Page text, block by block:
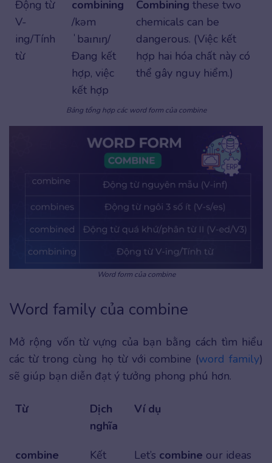
Động từ
V-
ing/Tính
từ
combining
/kəm
ˈbaɪnɪŋ/
Đang kết
hợp, việc
kết hợp
Combining these two
chemicals can be
dangerous. (Việc kết
hợp hai hóa chất này có
thể gây nguy hiểm.)
Bảng tổng hợp các word form của combine
Word form của combine
Word family của combine
Mở rộng vốn từ vựng của bạn bằng cách tìm hiểu
các từ trong cùng họ từ với combine (word family)
sẽ giúp bạn diễn đạt ý tưởng phong phú hơn.
Từ
Dịch
nghĩa
Ví dụ
combine
Kết
Let’s combine our ideas